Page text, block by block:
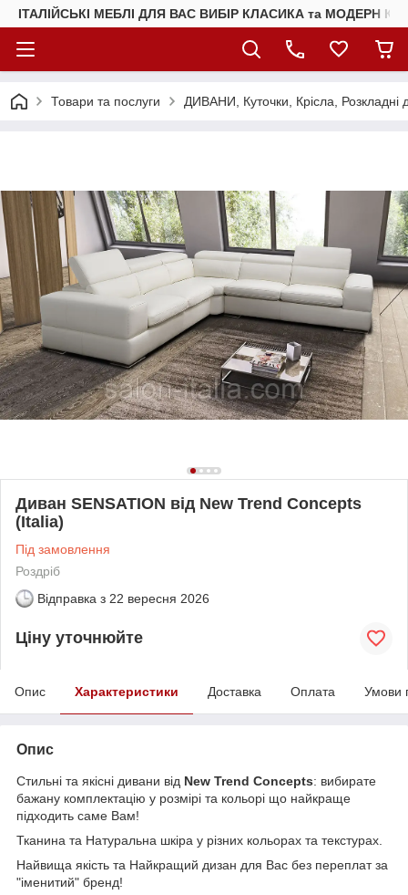
ІТАЛІЙСЬКІ МЕБЛІ ДЛЯ ВАС ВИБІР КЛАСИКА та МОДЕРН
Товари та послуги ДИВАНИ, Куточки, Крісла, Розкладні
Диван SENSATION від New Trend Concepts
(Italia)
Під замовлення
Роздріб
Відправка з 22 вересня 2026
Ціну уточнюйте
Опис Характеристики Доставка Оплата Умови
Опис
Стильні та якісні дивани від New Trend Concepts: вибирате
бажану комплектацію у розмірі та кольорі що найкраще
підходить саме Вам!
Тканина та Натуральна шкіра у різних кольорах та текстурах.
Найвища якість та Найкращий дизан для Вас без переплат за
"іменитий" бренд!